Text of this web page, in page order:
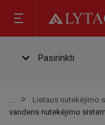
Pasirinkti
Lietaus nutekėjimo
vandens nutekėjimo